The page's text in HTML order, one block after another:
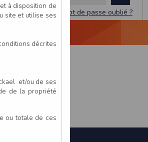
Mot de passe oublié ?
à disposition de
site et utilise ses
décrites
et/ou de ses
de la propriété
ou totale de ces